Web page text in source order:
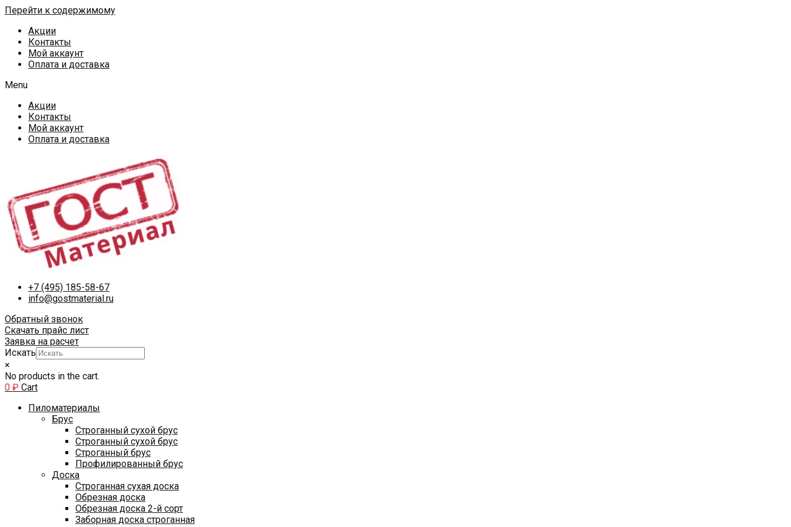
Перейти к содержимому
Акции
Контакты
Мой аккаунт
Оплата и доставка
Menu
Акции
Контакты
Мой аккаунт
Оплата и доставка
+7 (495) 185-58-67
info@gostmaterial.ru
Обратный звонок
Скачать прайс лист
Заявка на расчет
Искать
×
No products in the cart.
0 ₽ Cart
Пиломатериалы
Брус
Строганный сухой брус
Строганный сухой брус
Строганный брус
Профилированный брус
Доска
Строганная сухая доска
Обрезная доска
Обрезная доска 2-й сорт
Заборная доска строганная